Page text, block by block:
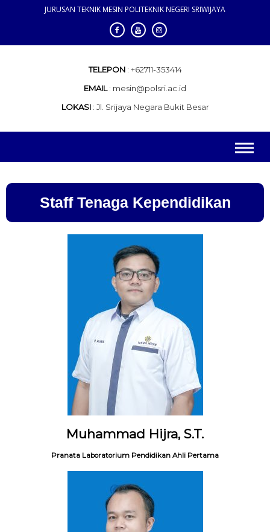
JURUSAN TEKNIK MESIN POLITEKNIK NEGERI SRIWIJAYA
Teknik Mesin
TELEPON +62711-353414
EMAIL
mesin@polsri.ac.id
LOKASI Jl. Srijaya Negara Bukit Besar
Staff Tenaga Kependidikan
Muhammad Hijra, S.T.
Pranata Laboratorium Pendidikan Ahli Pertama